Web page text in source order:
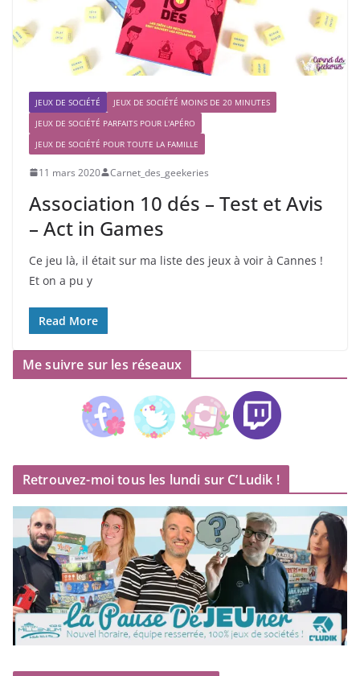
JEUX DE SOCIÉTÉ
JEUX DE SOCIÉTÉ MOINS DE 20 MINUTES
JEUX DE SOCIÉTÉ PARFAITS POUR L'APÉRO
JEUX DE SOCIÉTÉ POUR TOUTE LA FAMILLE
11 mars 2020 Carnet_des_geekeries
Association 10 dés – Test et Avis
– Act in Games
Ce jeu là, il était sur ma liste des jeux à voir à Cannes !
Et on a pu y
Read More
Me suivre sur les réseaux
Retrouvez-moi tous les lundi sur C’Ludik !